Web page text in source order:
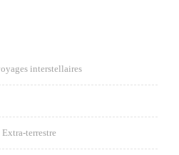
interstellaires
terrestre